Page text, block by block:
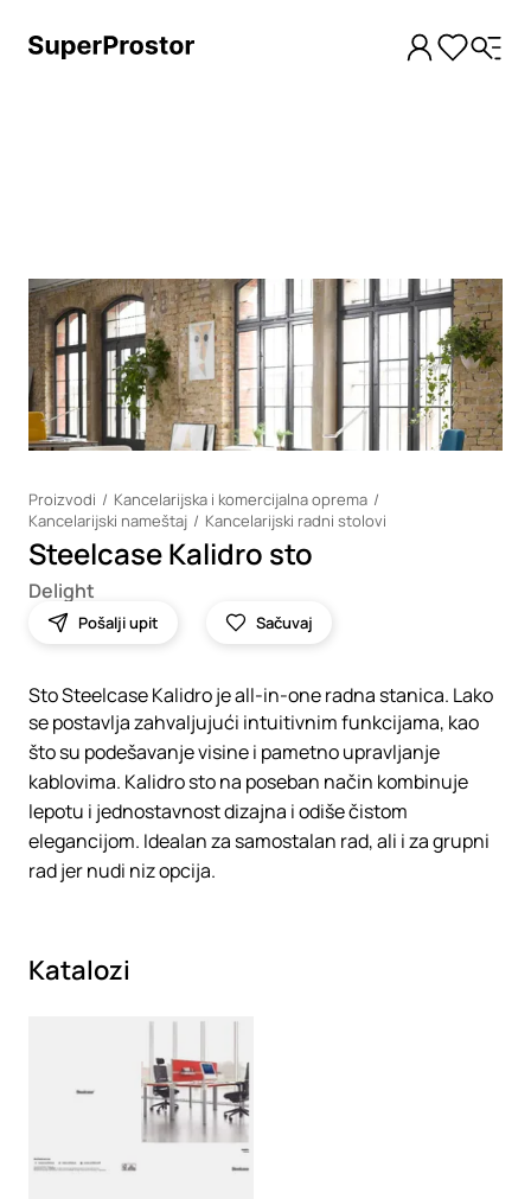
Loading
Proizvodi
Kancelarijska i komercijalna oprema
Kancelarijski nameštaj
Kancelarijski radni stolovi
Steelcase Kalidro sto
Delight
Pošalji upit Sačuvaj
Sto Steelcase Kalidro je all-in-one radna stanica. Lako
se postavlja zahvaljujući intuitivnim funkcijama, kao
što su podešavanje visine i pametno upravljanje
kablovima. Kalidro sto na poseban način kombinuje
lepotu i jednostavnost dizajna i odiše čistom
elegancijom. Idealan za samostalan rad, ali i za grupni
rad jer nudi niz opcija.
Katalozi